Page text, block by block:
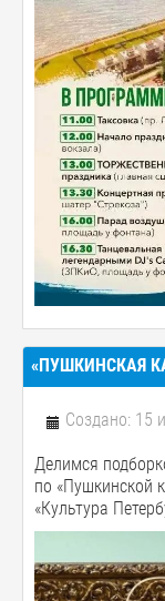
«ПУШКИНСКАЯ
Создано: 15
Делимся
по «Пушкинской
«Культура